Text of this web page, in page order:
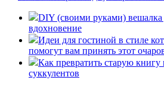
DIY (своими руками)
вдохновение
Идеи для гостиной в стиле
помогут вам принять этот
Как превратить старую книгу
суккулентов